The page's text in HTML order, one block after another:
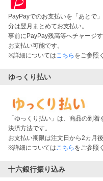
PayPayでのお支払いを「あとで
分は翌月まとめてお支払い。
事前にPayPay残高等へチャージ
お支払い可能です。
※詳細についてはこちら をご参照
ゆっくり払い
「ゆっくり払い」は、商品の到
決済方法です。
お支払い期限は注文日から2カ月
※詳細についてはこちら をご参照
十六銀行振り込み